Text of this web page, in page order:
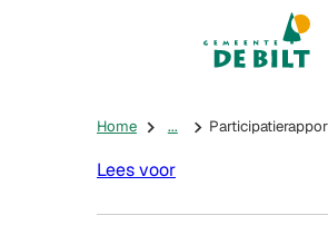
Mijn De Bilt
(Verwijst
Home ...
Lees voor